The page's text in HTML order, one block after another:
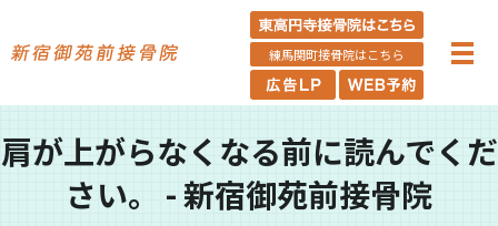
練馬関町接骨院はこちら
肩が上がらなくなる前に読んでくだ
さい。 - 新宿御苑前接骨院